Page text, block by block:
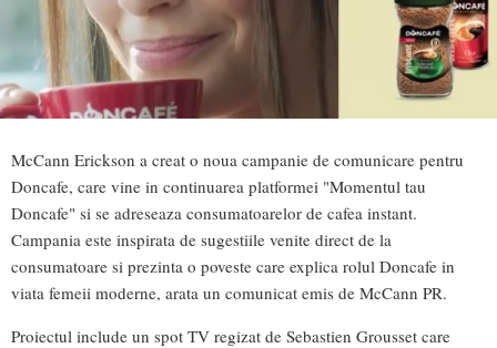
McCann Erickson a creat o noua campanie de comunicare pentru
Doncafe, care vine in continuarea platformei "Momentul tau
Doncafe" si se adreseaza consumatoarelor de cafea instant.
Campania este inspirata de sugestiile venite direct de la
consumatoare si prezinta o poveste care explica rolul Doncafe in
viata femeii moderne, arata un comunicat emis de McCann PR.
Proiectul include un spot TV regizat de Sebastien Grousset care